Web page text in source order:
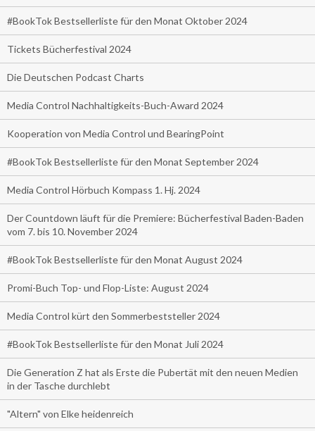
#BookTok Bestsellerliste für den Monat Oktober 2024
Tickets Bücherfestival 2024
Die Deutschen Podcast Charts
Media Control Nachhaltigkeits-Buch-Award 2024
Kooperation von Media Control und BearingPoint
#BookTok Bestsellerliste für den Monat September 2024
Media Control Hörbuch Kompass 1. Hj. 2024
Der Countdown läuft für die Premiere: Bücherfestival Baden-Baden
vom 7. bis 10. November 2024
#BookTok Bestsellerliste für den Monat August 2024
Promi-Buch Top- und Flop-Liste: August 2024
Media Control kürt den Sommerbeststeller 2024
#BookTok Bestsellerliste für den Monat Juli 2024
Die Generation Z hat als Erste die Pubertät mit den neuen Medien
in der Tasche durchlebt
"Altern" von Elke heidenreich